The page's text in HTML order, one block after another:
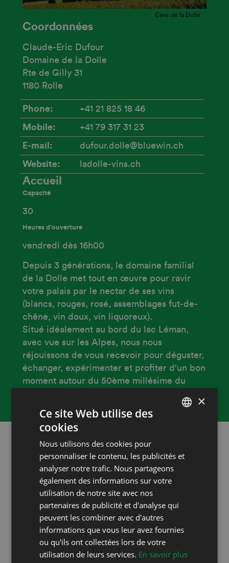
Cave de la Dolle
Coordonnées
Claude-Eric Dufour
Domaine de la Dolle
Rte de Gilly 31
1180 Rolle
Phone +41 21 825 18 46
Mobile +41 79 317 31 23
E-mail dufour.dolle@bluewin.ch
Website ladolle-vins.ch
Accueil
Capacité
30
Heures d'ouverture
vendredi dès 16h00
Depuis 3 générations, le domaine familial
de la Dolle met tout en œuvre pour ravir
votre palais par le nectar de ses vins
(blancs, rouges, rosé, assemblages fut-de-
chêne, vin doux, vin liquoreux).
Situé idéalement au bord du lac Léman,
avec vue sur les Alpes, nous nous
réjouissons de vous recevoir pour déguster,
échanger, expérimenter et profiter d'un bon
moment autour du 50ème millésime du
Vins primés
2021
Chasselas Millésime 2020 (max.4g/l
×
Ce site Web utilise des
cookies
Nous utilisons des cookies pour
personnaliser le contenu, les publicités et
analyser notre trafic. Nous partageons
également des informations sur votre
utilisation de notre site avec nos
partenaires de publicité et d'analyse qui
peuvent les combiner avec d'autres
informations que vous leur avez fournies
ou qu'ils ont collectées lors de votre
utilisation de leurs services. En savoir plus